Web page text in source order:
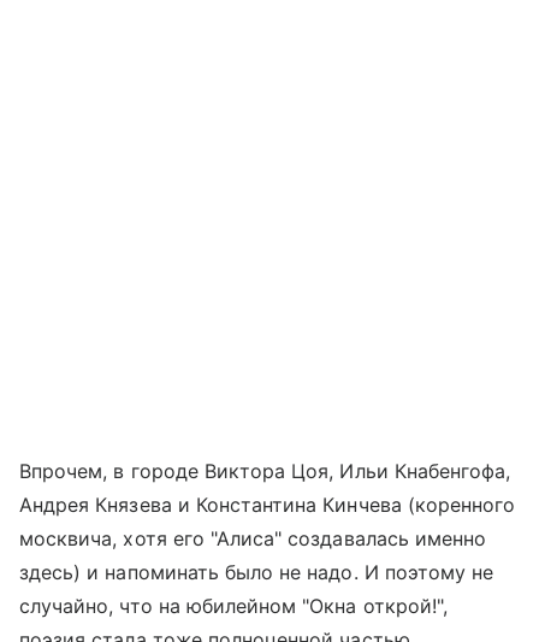
Впрочем, в городе Виктора Цоя, Ильи Кнабенгофа,
Андрея Князева и Константина Кинчева (коренного
москвича, хотя его "Алиса" создавалась именно
здесь) и напоминать было не надо. И поэтому не
случайно, что на юбилейном "Окна открой!",